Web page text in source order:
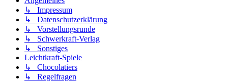
↳ Impressum
↳ Datenschutzerklärung
↳ Vorstellungsrunde
↳ Schwerkraft-Verlag
↳ Sonstiges
Leichtkraft-Spiele
↳ Chocolatiers
↳ Regelfragen